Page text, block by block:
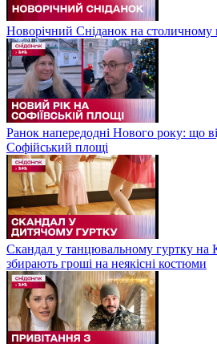
Новорічний Сніданок на столичному
Ранок напередодні Нового року: що
Софійський площі
Скандал у танцювальному гуртку на
збирають гроші на неякісні костюми